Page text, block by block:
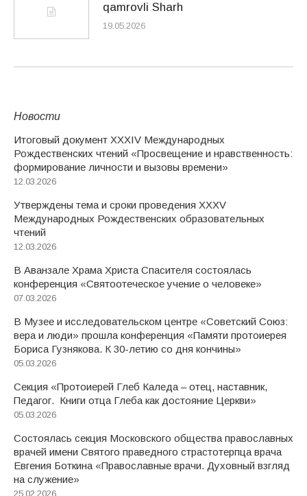
qamrovli Sharh
19.05.2026
Новости
Итоговый документ XXХIV Международных
Рождественских чтений «Просвещение и нравственность:
формирование личности и вызовы времени»
12.03.2026
Утверждены тема и сроки проведения XXXV
Международных Рождественских образовательных
чтений
12.03.2026
В Аванзале Храма Христа Спасителя состоялась
конференция «Святоотеческое учение о человеке»
07.03.2026
В Музее и исследовательском центре «Советский Союз:
вера и люди» прошла конференция «Памяти протоиерея
Бориса Гузнякова. К 30-летию со дня кончины»
05.03.2026
Секция «Протоиерей Глеб Каледа – отец, наставник,
Педагог. Книги отца Глеба как достояние Церкви»
05.03.2026
Состоялась секция Московского общества православных
врачей имени Святого праведного страстотерпца врача
Евгения Боткина «Православные врачи. Духовный взгляд
на служение»
25.02.2026